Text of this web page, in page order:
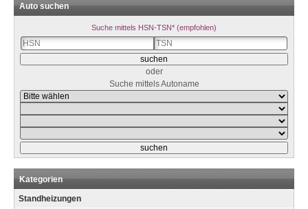
Auto suchen
Suche mittels HSN-TSN* (empfohlen)
oder
Suche mittels Autoname
Kategorien
Standheizungen